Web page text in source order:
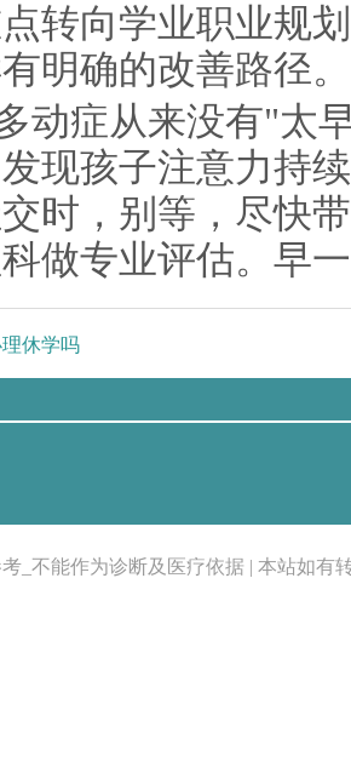
转向学业职业规
明确的改善路径。
动症从来没有"太
现孩子注意力持
时，别等，尽快
做专业评估。早
休学吗
_不能作为诊断及医疗依据 | 本站如